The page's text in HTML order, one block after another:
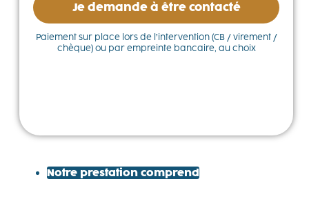
Je demande à être contacté
Paiement sur place lors de l’intervention (CB / virement /
chèque) ou par empreinte bancaire, au choix
Notre prestation comprend